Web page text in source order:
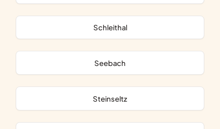
Schleithal
Seebach
Steinseltz